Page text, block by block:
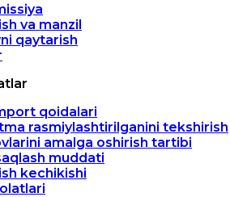
va manzil
qaytarish
qoidalari
rasmiylashtirilganini tekshirish
amalga oshirish tartibi
muddati
kechikishi